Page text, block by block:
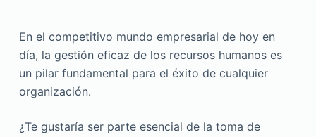
En el competitivo mundo empresarial de hoy en
día, la gestión eficaz de los recursos humanos es
un pilar fundamental para el éxito de cualquier
organización.
¿Te gustaría ser parte esencial de la toma de